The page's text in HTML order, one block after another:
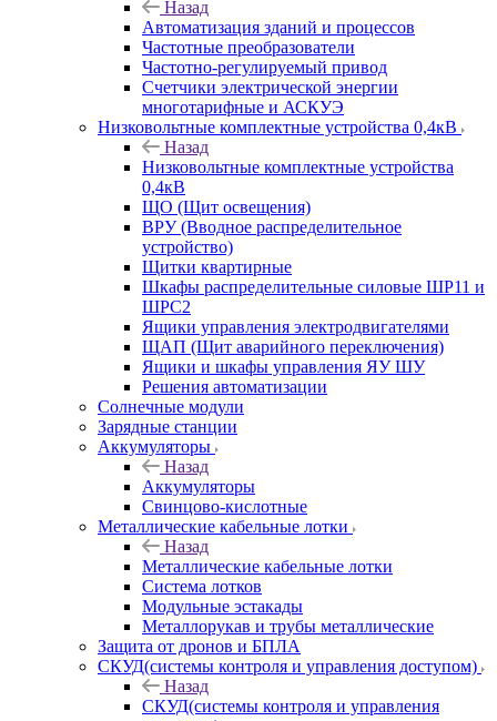
Назад
Автоматизация зданий и процессов
Частотные преобразователи
Частотно-регулируемый привод
Счетчики электрической энергии
многотарифные и АСКУЭ
Низковольтные комплектные устройства 0,4кВ
Назад
Низковольтные комплектные устройства
0,4кВ
ЩО (Щит освещения)
ВРУ (Вводное распределительное
устройство)
Щитки квартирные
Шкафы распределительные силовые ШР11 и
ШРС2
Ящики управления электродвигателями
ЩАП (Щит аварийного переключения)
Ящики и шкафы управления ЯУ ШУ
Решения автоматизации
Солнечные модули
Зарядные станции
Аккумуляторы
Назад
Аккумуляторы
Свинцово-кислотные
Металлические кабельные лотки
Назад
Металлические кабельные лотки
Система лотков
Модульные эстакады
Металлорукав и трубы металлические
Защита от дронов и БПЛА
СКУД(системы контроля и управления доступом)
Назад
СКУД(системы контроля и управления